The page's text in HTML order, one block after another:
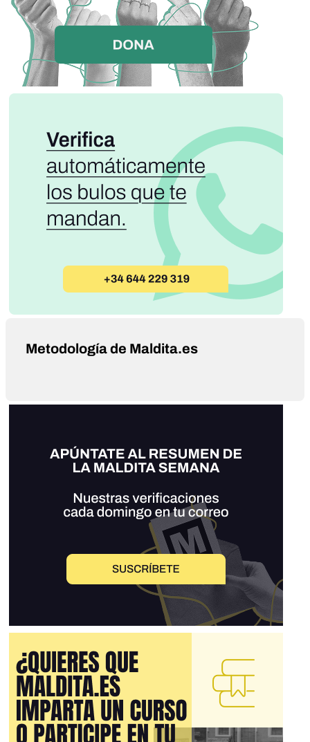
Metodología de Maldita.es